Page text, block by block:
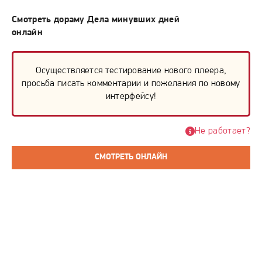
Смотреть дораму Дела минувших дней
онлайн
Осуществляется тестирование нового плеера,
просьба писать комментарии и пожелания по новому
интерфейсу!
СМОТРЕТЬ ОНЛАЙН
Не работает?